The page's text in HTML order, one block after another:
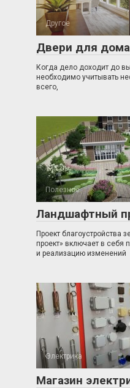
Другое
Двери для дома
Когда дело доходит до
необходимо учитывать
всего,
Полезное
Ландшафтный
Проект благоустройства
проект» включает в себя
и реализацию изменений
Электрика
Магазин